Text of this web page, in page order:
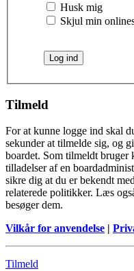
Husk mig
Skjul min
Tilmeld
For at kunne logge ind skal
sekunder at tilmelde sig, og
boardet. Som tilmeldt bruger
tilladelser af en
sikre dig at du er bekendt
relaterede politikker. Læs
besøger dem.
Vilkår for anvendelse |
Tilmeld